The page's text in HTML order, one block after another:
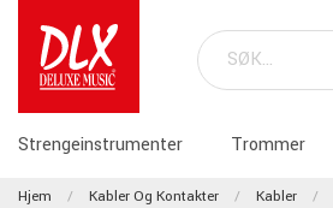
Strengeinstrumenter Trommer
Hjem Kabler Og Kontakter Kabler